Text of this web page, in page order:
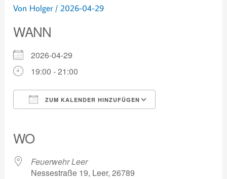
Von Holger /2026-04-29
WANN
2026-04-29
19:00 - 21:00
ZUM KALENDER HINZUFÜGEN
WO
Feuerwehr Leer
Nessestraße 19, Leer, 26789